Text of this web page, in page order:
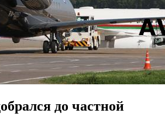
до частной